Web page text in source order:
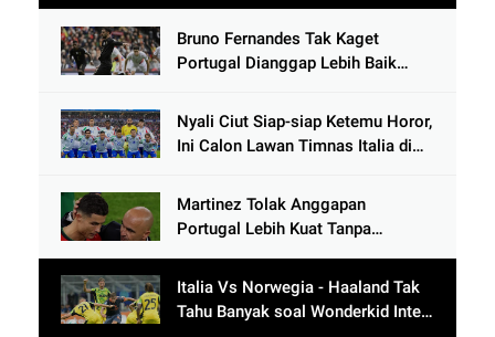
Bruno Fernandes Tak Kaget
Portugal Dianggap Lebih Baik
Cetak 9 Gol
Nyali Ciut Siap-siap Ketemu Horor,
Ini Calon Lawan Timnas Italia di
Martinez Tolak Anggapan
Portugal Lebih Kuat Tanpa
di Bawah Thailand
Italia Vs Norwegia - Haaland Tak
Tahu Banyak soal Wonderkid Inter